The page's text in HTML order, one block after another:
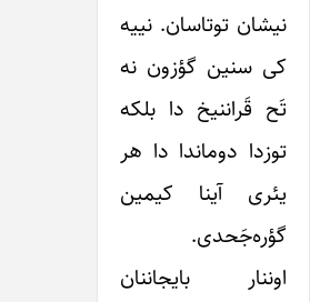
نیشان توتاسان. نییه
کی سنین گؤزون نه
تَح قَراننیخ دا بلکه
توزدا دوماندا دا هر
یئری آینا کیمین
گؤره‌جَحدی.
اوننار بایجاننان